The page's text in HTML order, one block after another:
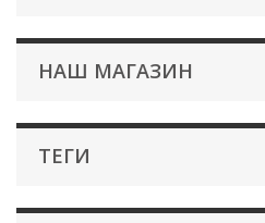
НАШ МАГАЗИН
ТЕГИ